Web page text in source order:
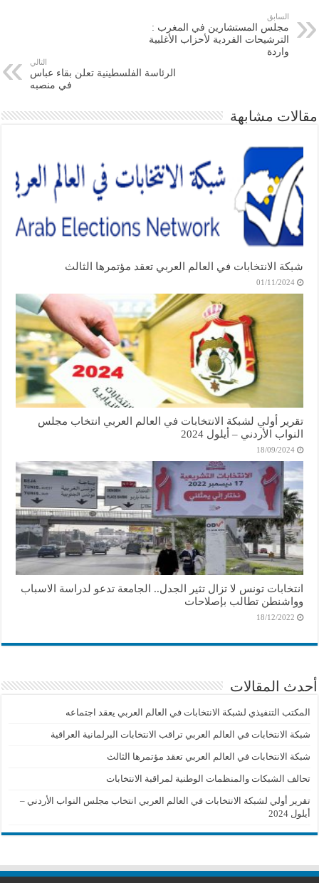
السابق
مجلس المستشارين في المغرب :
الترشيحات الفردية لأحزاب الأغلبية
واردة
التالي
الرئاسة الفلسطينية تعلن بقاء عباس
في منصبه
مقالات مشابهة
شبكة الانتخابات في العالم العربي تعقد مؤتمرها الثالث
01/11/2024
تقرير أولي لشبكة الانتخابات في العالم العربي انتخاب مجلس
النواب الأردني – أيلول 2024
18/09/2024
انتخابات تونس لا تزال تثير الجدل.. الجامعة تدعو لدراسة الاسباب
وواشنطن تطالب بإصلاحات
18/12/2022
أحدث المقالات
المكتب التنفيذي لشبكة الانتخابات في العالم العربي يعقد اجتماعه
شبكة الانتخابات في العالم العربي تراقب الانتخابات البرلمانية العراقية
شبكة الانتخابات في العالم العربي تعقد مؤتمرها الثالث
تحالف الشبكات والمنظمات الوطنية لمراقبة الانتخابات
تقرير أولي لشبكة الانتخابات في العالم العربي انتخاب مجلس النواب الأردني –
أيلول 2024